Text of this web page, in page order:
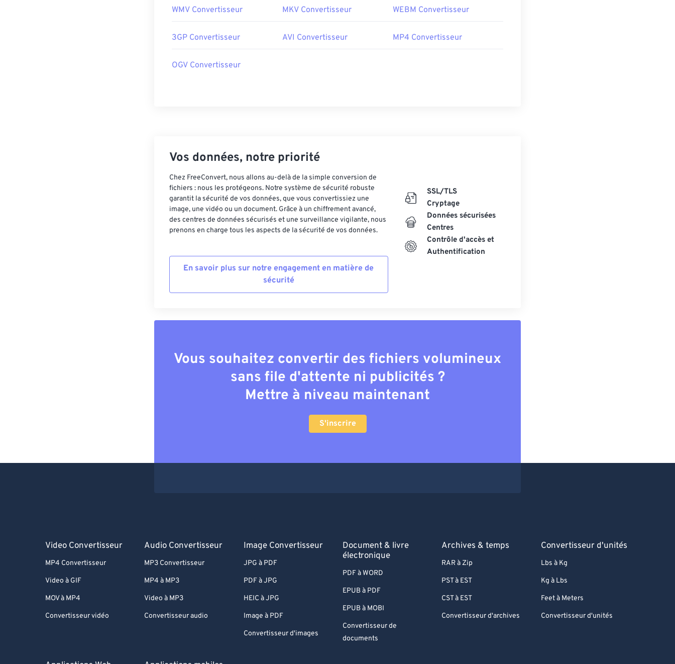
WMV Convertisseur MKV Convertisseur WEBM Convertisseur
3GP Convertisseur AVI Convertisseur MP4 Convertisseur
OGV Convertisseur
Vos données, notre priorité
Chez FreeConvert, nous allons au-delà de la simple conversion de
fichiers : nous les protégeons. Notre système de sécurité robuste
garantit la sécurité de vos données, que vous convertissiez une
image, une vidéo ou un document. Grâce à un chiffrement avancé,
des centres de données sécurisés et une surveillance vigilante, nous
prenons en charge tous les aspects de la sécurité de vos données.
En savoir plus sur notre engagement en matière de
sécurité
SSL/TLS
Cryptage
Données sécurisées
Centres
Contrôle d'accès et
Authentification
Vous souhaitez convertir des fichiers volumineux
sans file d'attente ni publicités ?
Mettre à niveau maintenant
S'inscrire
Video Convertisseur
MP4 Convertisseur
Video à GIF
MOV à MP4
Convertisseur vidéo
Audio Convertisseur
MP3 Convertisseur
MP4 à MP3
Video à MP3
Convertisseur audio
Image Convertisseur
JPG à PDF
PDF à JPG
HEIC à JPG
Image à PDF
Convertisseur d'images
Document & livre
électronique
PDF à WORD
EPUB à PDF
EPUB à MOBI
Convertisseur de
documents
Archives & temps
RAR à Zip
PST à EST
CST à EST
Convertisseur d'archives
Convertisseur d'unités
Lbs à Kg
Kg à Lbs
Feet à Meters
Convertisseur d'unités